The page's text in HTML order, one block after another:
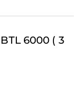
6000 ( 3